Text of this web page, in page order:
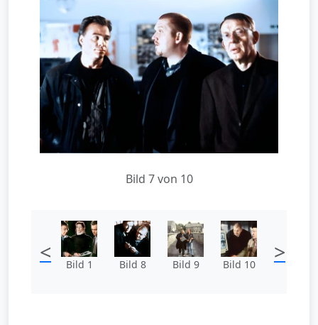
Bild 7 von 10
< Bild 1 Bild 8 Bild 9 Bild 10 >